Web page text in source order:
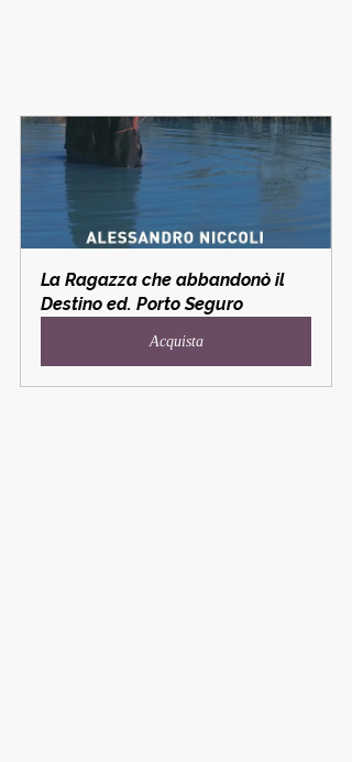
La Ragazza che abbandonò il
Destino ed. Porto Seguro
Acquista